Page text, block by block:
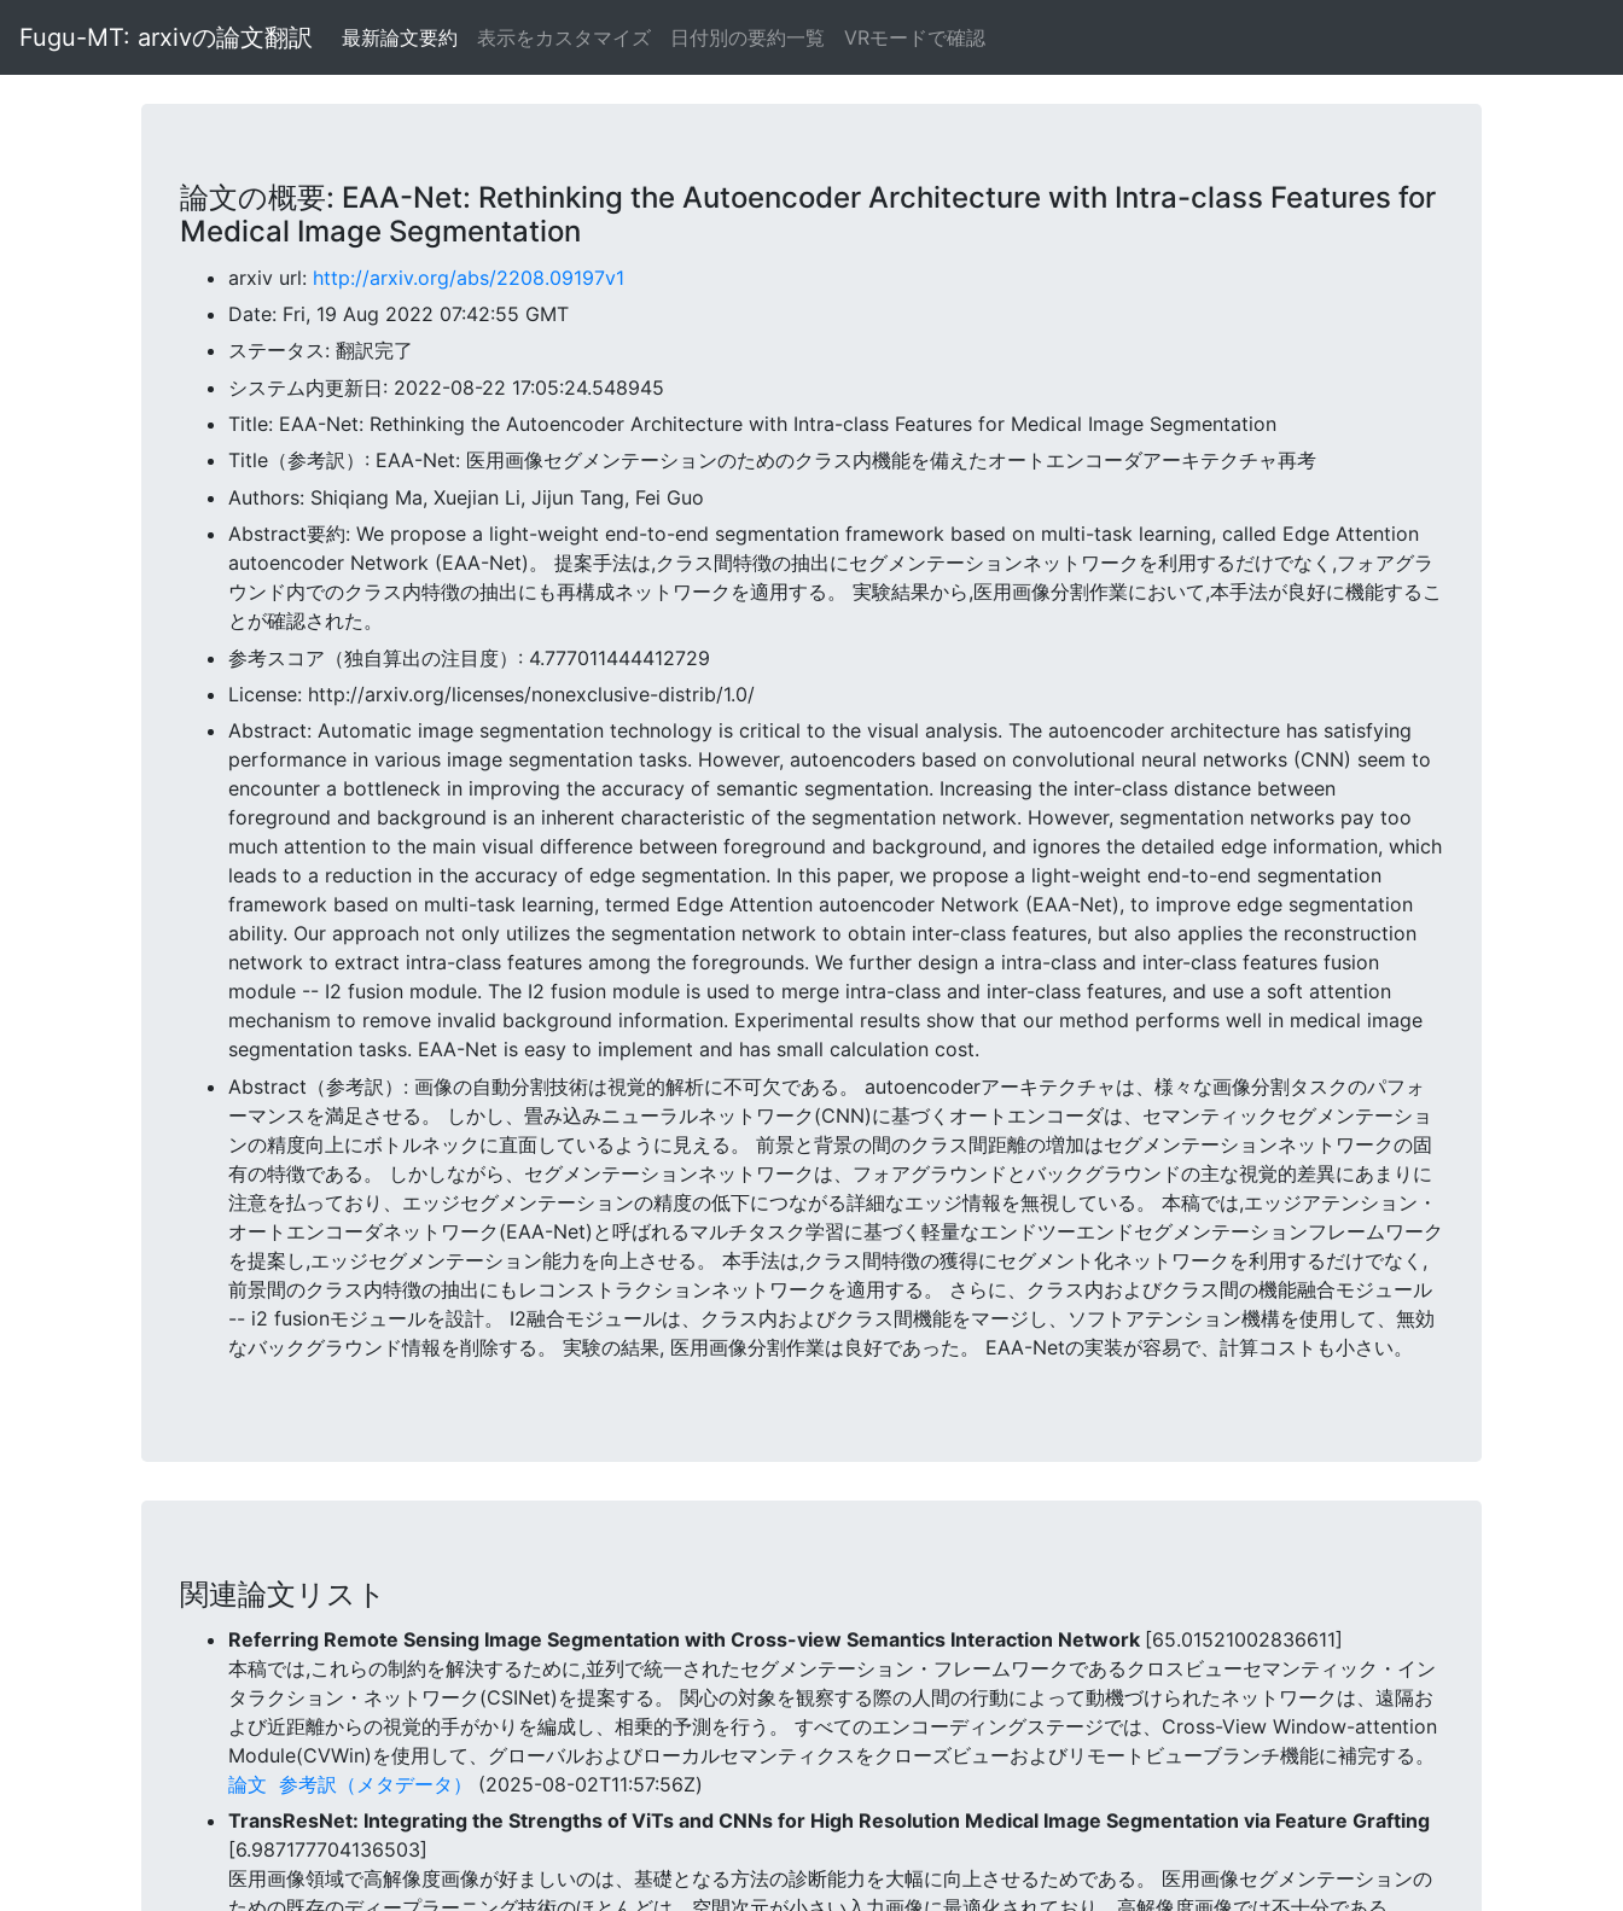
Fugu-MT: arxivの論文翻訳 最新論文要約 表示をカスタマイズ 日付別の要約一覧 VRモードで確認
論文の概要: EAA-Net: Rethinking the Autoencoder Architecture with Intra-class Features for
Medical Image Segmentation
arxiv url: http://arxiv.org/abs/2208.09197v1
Date: Fri, 19 Aug 2022 07:42:55 GMT
ステータス: 翻訳完了
システム内更新日: 2022-08-22 17:05:24.548945
Title: EAA-Net: Rethinking the Autoencoder Architecture with Intra-class Features for Medical Image Segmentation
Title（参考訳）: EAA-Net: 医用画像セグメンテーションのためのクラス内機能を備えたオートエンコーダアーキテクチャ再考
Authors: Shiqiang Ma, Xuejian Li, Jijun Tang, Fei Guo
Abstract要約: We propose a light-weight end-to-end segmentation framework based on multi-task learning, called Edge Attention
autoencoder Network (EAA-Net)。 提案手法は,クラス間特徴の抽出にセグメンテーションネットワークを利用するだけでなく,フォアグラ
ウンド内でのクラス内特徴の抽出にも再構成ネットワークを適用する。 実験結果から,医用画像分割作業において,本手法が良好に機能するこ
とが確認された。
参考スコア（独自算出の注目度）: 4.777011444412729
License: http://arxiv.org/licenses/nonexclusive-distrib/1.0/
Abstract: Automatic image segmentation technology is critical to the visual analysis. The autoencoder architecture has satisfying
performance in various image segmentation tasks. However, autoencoders based on convolutional neural networks (CNN) seem to
encounter a bottleneck in improving the accuracy of semantic segmentation. Increasing the inter-class distance between
foreground and background is an inherent characteristic of the segmentation network. However, segmentation networks pay too
much attention to the main visual difference between foreground and background, and ignores the detailed edge information, which
leads to a reduction in the accuracy of edge segmentation. In this paper, we propose a light-weight end-to-end segmentation
framework based on multi-task learning, termed Edge Attention autoencoder Network (EAA-Net), to improve edge segmentation
ability. Our approach not only utilizes the segmentation network to obtain inter-class features, but also applies the reconstruction
network to extract intra-class features among the foregrounds. We further design a intra-class and inter-class features fusion
module -- I2 fusion module. The I2 fusion module is used to merge intra-class and inter-class features, and use a soft attention
mechanism to remove invalid background information. Experimental results show that our method performs well in medical image
segmentation tasks. EAA-Net is easy to implement and has small calculation cost.
Abstract（参考訳）: 画像の自動分割技術は視覚的解析に不可欠である。 autoencoderアーキテクチャは、様々な画像分割タスクのパフォ
ーマンスを満足させる。 しかし、畳み込みニューラルネットワーク(CNN)に基づくオートエンコーダは、セマンティックセグメンテーショ
ンの精度向上にボトルネックに直面しているように見える。 前景と背景の間のクラス間距離の増加はセグメンテーションネットワークの固
有の特徴である。 しかしながら、セグメンテーションネットワークは、フォアグラウンドとバックグラウンドの主な視覚的差異にあまりに
注意を払っており、エッジセグメンテーションの精度の低下につながる詳細なエッジ情報を無視している。 本稿では,エッジアテンション・
オートエンコーダネットワーク(EAA-Net)と呼ばれるマルチタスク学習に基づく軽量なエンドツーエンドセグメンテーションフレームワーク
を提案し,エッジセグメンテーション能力を向上させる。 本手法は,クラス間特徴の獲得にセグメント化ネットワークを利用するだけでなく,
前景間のクラス内特徴の抽出にもレコンストラクションネットワークを適用する。 さらに、クラス内およびクラス間の機能融合モジュール
-- i2 fusionモジュールを設計。 I2融合モジュールは、クラス内およびクラス間機能をマージし、ソフトアテンション機構を使用して、無効
なバックグラウンド情報を削除する。 実験の結果, 医用画像分割作業は良好であった。 EAA-Netの実装が容易で、計算コストも小さい。
関連論文リスト
Referring Remote Sensing Image Segmentation with Cross-view Semantics Interaction Network [65.01521002836611]
本稿では,これらの制約を解決するために,並列で統一されたセグメンテーション・フレームワークであるクロスビューセマンティック・イン
タラクション・ネットワーク(CSINet)を提案する。 関心の対象を観察する際の人間の行動によって動機づけられたネットワークは、遠隔お
よび近距離からの視覚的手がかりを編成し、相乗的予測を行う。 すべてのエンコーディングステージでは、Cross-View Window-attention
Module(CVWin)を使用して、グローバルおよびローカルセマンティクスをクローズビューおよびリモートビューブランチ機能に補完する。
論文 参考訳（メタデータ）
(2025-08-02T11:57:56Z)
TransResNet: Integrating the Strengths of ViTs and CNNs for High Resolution Medical Image Segmentation via Feature Grafting
[6.987177704136503]
医用画像領域で高解像度画像が好ましいのは、基礎となる方法の診断能力を大幅に向上させるためである。 医用画像セグメンテーションの